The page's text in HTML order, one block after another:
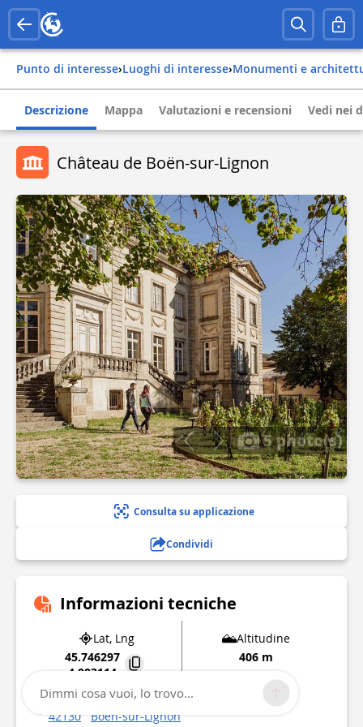
Punto di interesse› Luoghi di interesse› Monumenti e
Descrizione Mappa Valutazioni e recensioni Vedi nei
Château de Boën-sur-Lignon
5 photo(s)
Consulta su applicazione
Condividi
Informazioni tecniche
Lat, Lng
45.746297
4.003114
Altitudine
406 m
Place de la République
42130
Boën-sur-Lignon
Dimmi cosa vuoi, lo trovo...